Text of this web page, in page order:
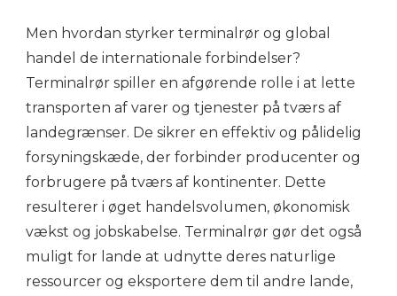
Men hvordan styrker terminalrør og global
handel de internationale forbindelser?
Terminalrør spiller en afgørende rolle i at lette
transporten af ​​varer og tjenester på tværs af
landegrænser. De sikrer en effektiv og pålidelig
forsyningskæde, der forbinder producenter og
forbrugere på tværs af kontinenter. Dette
resulterer i øget handelsvolumen, økonomisk
vækst og jobskabelse. Terminalrør gør det også
muligt for lande at udnytte deres naturlige
ressourcer og eksportere dem til andre lande,